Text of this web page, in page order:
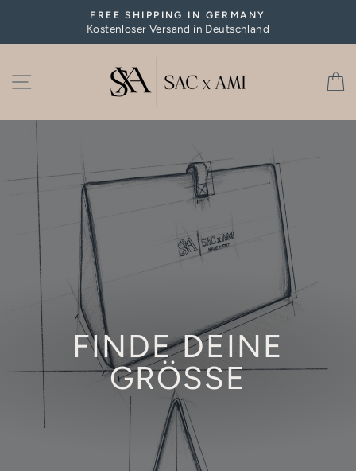
Inhalt
Pause
FREE SHIPPING IN GERMANY
Kostenloser Versand in Deutschland
SEITENNAVIGATION
FINDE DEINE
GRÖSSE